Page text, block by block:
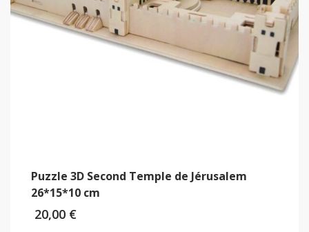
Puzzle 3D Second Temple de Jérusalem
26*15*10 cm
20,00 €